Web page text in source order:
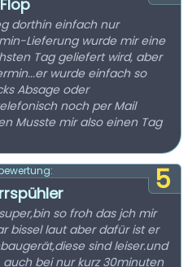
dorthin einfach nur
Lieferung wurde mir eine
Tag geliefert wird, aber
wurde einfach so
Absage oder
noch per Mail
Musste mir also einen Tag
5
so froh das jch mir
bissel laut aber dafür ist er
sind leiser.und
bei nur kurz 30minuten